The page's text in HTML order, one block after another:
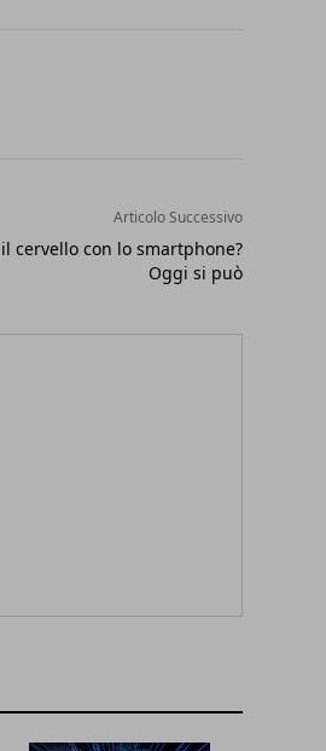
Articolo Successivo
cervello con lo smartphone?
Oggi si può